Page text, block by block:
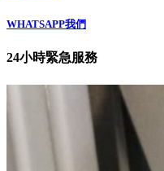
WHATSAPP我們
24小時緊急服務